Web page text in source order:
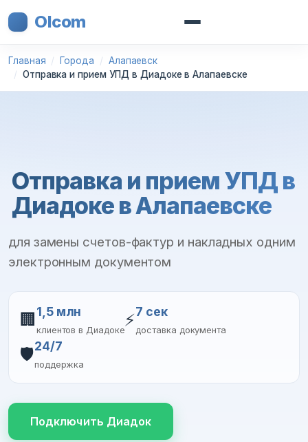
Olcom
Главная Города
Алапаевск
Отправка и прием УПД в Диадоке в Алапаевске
Отправка и прием УПД в
Диадоке в Алапаевске
для замены счетов-фактур и накладных одним
электронным документом
🏢 1,5 млн
клиентов в Диадоке
⚡7 сек
доставка документа
🛡️24/7
поддержка
Подключить Диадок